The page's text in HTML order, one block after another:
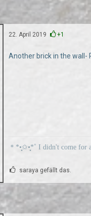
22. April 2019 +1
Another brick in the wall-
＊*•̩̩͙✩•̩̩͙*˚ I didn't come for
saraya gefällt das.